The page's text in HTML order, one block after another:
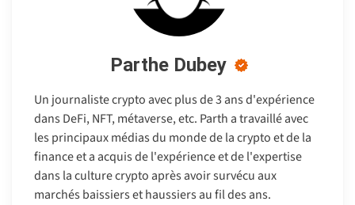
Parthe Dubey
Un journaliste crypto avec plus de 3 ans d'expérience
dans DeFi, NFT, métaverse, etc. Parth a travaillé avec
les principaux médias du monde de la crypto et de la
finance et a acquis de l'expérience et de l'expertise
dans la culture crypto après avoir survécu aux
marchés baissiers et haussiers au fil des ans.